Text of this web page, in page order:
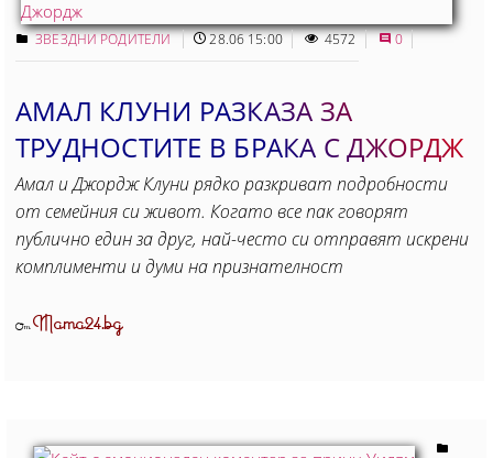
ЗВЕЗДНИ РОДИТЕЛИ 28.06 15:00 4572 0
АМАЛ КЛУНИ РАЗКАЗА ЗА
ТРУДНОСТИТЕ В БРАКА С ДЖОРДЖ
Амал и Джордж Клуни рядко разкриват подробности
от семейния си живот. Когато все пак говорят
публично един за друг, най-често си отправят искрени
комплименти и думи на признателност
ОтMama24.bg